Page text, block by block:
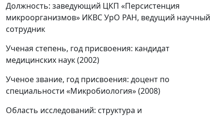
Должность: заведующий ЦКП «Персистенция
микроорганизмов» ИКВС УрО РАН, ведущий научный
сотрудник
Ученая степень, год присвоения: кандидат
медицинских наук (2002)
Ученое звание, год присвоения: доцент по
специальности «Микробиология» (2008)
Область исследований: структура и